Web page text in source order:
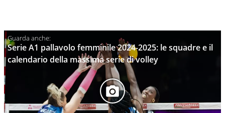
Serie A1 pallavolo femminile 2024-2025: le squadre e il
calendario della massima serie di volley